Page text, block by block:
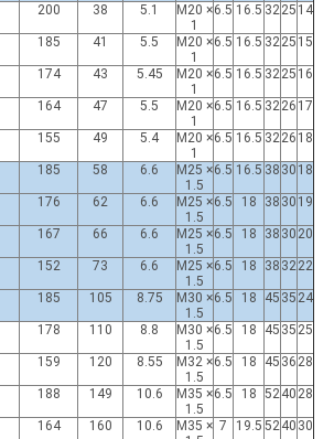
14
25
32
16.5
6.5
M20 ×
1
5.1
38
200
15
25
32
16.5
6.5
M20 ×
1
5.5
41
185
16
25
32
16.5
6.5
M20 ×
1
5.45
43
174
17
26
32
16.5
6.5
M20 ×
1
5.5
47
164
18
26
32
16.5
6.5
M20 ×
1
5.4
49
155
18
30
38
16.5
6.5
M25 ×
1.5
6.6
58
185
19
30
38
18
6.5
M25 ×
1.5
6.6
62
176
20
30
38
18
6.5
M25 ×
1.5
6.6
66
167
22
32
38
18
6.5
M25 ×
1.5
6.6
73
152
24
35
45
18
6.5
M30 ×
1.5
8.75
105
185
25
35
45
18
6.5
M30 ×
1.5
8.8
110
178
28
36
45
18
6.5
M32 ×
1.5
8.55
120
159
28
40
52
18
6.5
M35 ×
1.5
10.6
149
188
30
40
52
19.5
7
M35 ×
10.6
160
164